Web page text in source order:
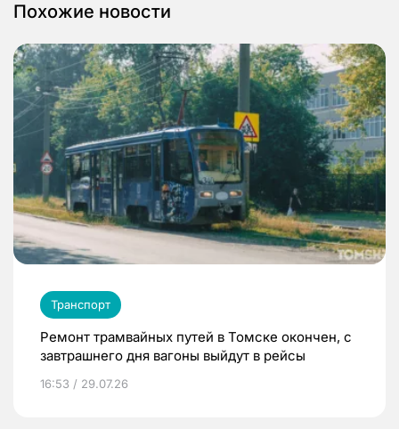
Похожие новости
Транспорт
Ремонт трамвайных путей в Томске окончен, с
завтрашнего дня вагоны выйдут в рейсы
16:53 / 29.07.26